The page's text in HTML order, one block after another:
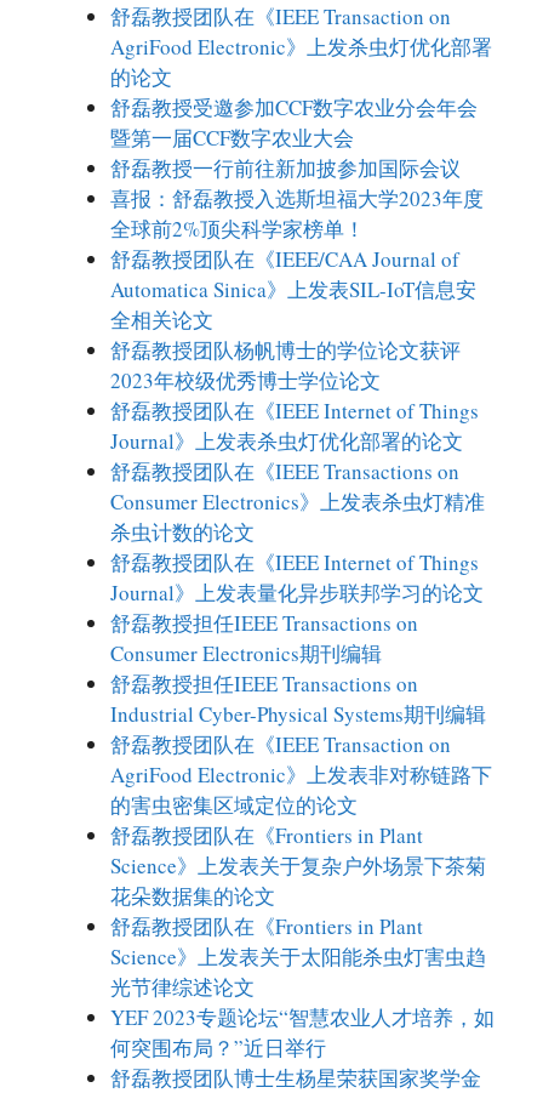
舒磊教授团队在《IEEE Transaction on
AgriFood Electronic》上发杀虫灯优化部署
的论文
舒磊教授受邀参加CCF数字农业分会年会
暨第一届CCF数字农业大会
舒磊教授一行前往新加披参加国际会议
喜报：舒磊教授入选斯坦福大学2023年度
全球前2%顶尖科学家榜单！
舒磊教授团队在《IEEE/CAA Journal of
Automatica Sinica》上发表SIL-IoT信息安
全相关论文
舒磊教授团队杨帆博士的学位论文获评
2023年校级优秀博士学位论文
舒磊教授团队在《IEEE Internet of Things
Journal》上发表杀虫灯优化部署的论文
舒磊教授团队在《IEEE Transactions on
Consumer Electronics》上发表杀虫灯精准
杀虫计数的论文
舒磊教授团队在《IEEE Internet of Things
Journal》上发表量化异步联邦学习的论文
舒磊教授担任IEEE Transactions on
Consumer Electronics期刊编辑
舒磊教授担任IEEE Transactions on
Industrial Cyber-Physical Systems期刊编辑
舒磊教授团队在《IEEE Transaction on
AgriFood Electronic》上发表非对称链路下
的害虫密集区域定位的论文
舒磊教授团队在《Frontiers in Plant
Science》上发表关于复杂户外场景下茶菊
花朵数据集的论文
舒磊教授团队在《Frontiers in Plant
Science》上发表关于太阳能杀虫灯害虫趋
光节律综述论文
YEF 2023专题论坛“智慧农业人才培养，如
何突围布局？”近日举行
舒磊教授团队博士生杨星荣获国家奖学金